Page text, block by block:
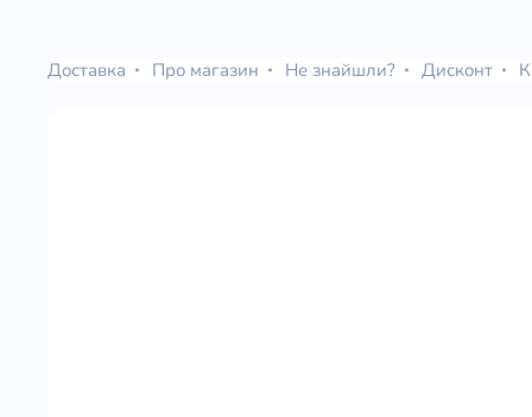
Доставка Про магазин Не знайшли? Дисконт